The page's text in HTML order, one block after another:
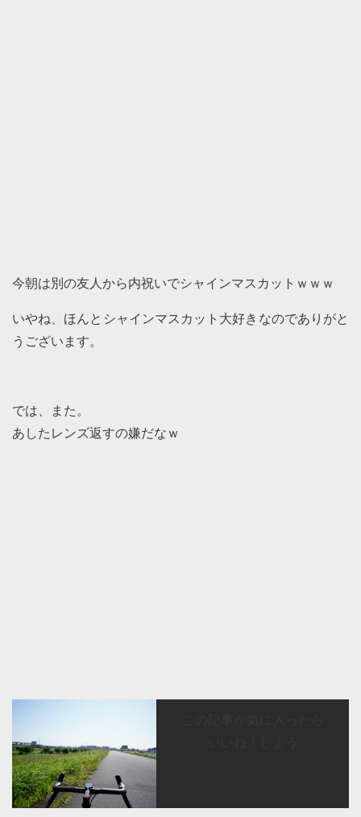
今朝は別の友人から内祝いでシャインマスカットｗｗｗ
いやね、ほんとシャインマスカット大好きなのでありがと
うございます。
では、また。
あしたレンズ返すの嫌だなｗ